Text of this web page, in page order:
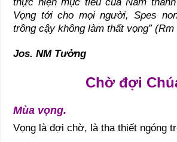
thực hiện mục tiêu của Năm
Vọng tới cho mọi người,Spes
trông cậy không làm thất vọng” (Rm
Jos. NM Tưởng
Chờ đợi
Mùa vọng.
Vọng là đợi chờ, là tha thiết ngóng